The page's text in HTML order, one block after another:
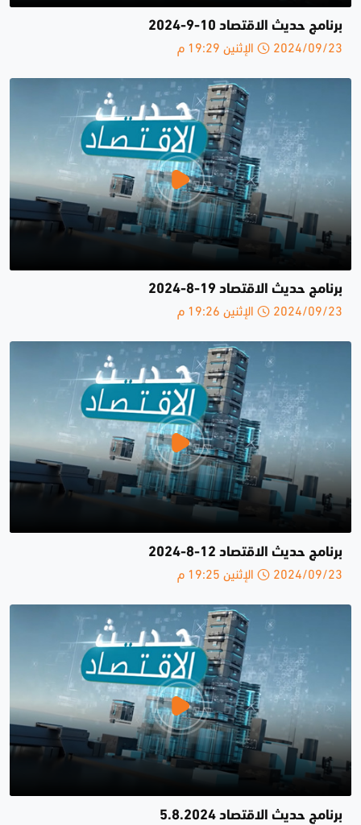
برنامج حديث الاقتصاد 10-9-2024
2024/09/23 الإثنين 19:29 م
برنامج حديث الاقتصاد 19-8-2024
2024/09/23 الإثنين 19:26 م
برنامج حديث الاقتصاد 12-8-2024
2024/09/23 الإثنين 19:25 م
برنامج حديث الاقتصاد 5.8.2024